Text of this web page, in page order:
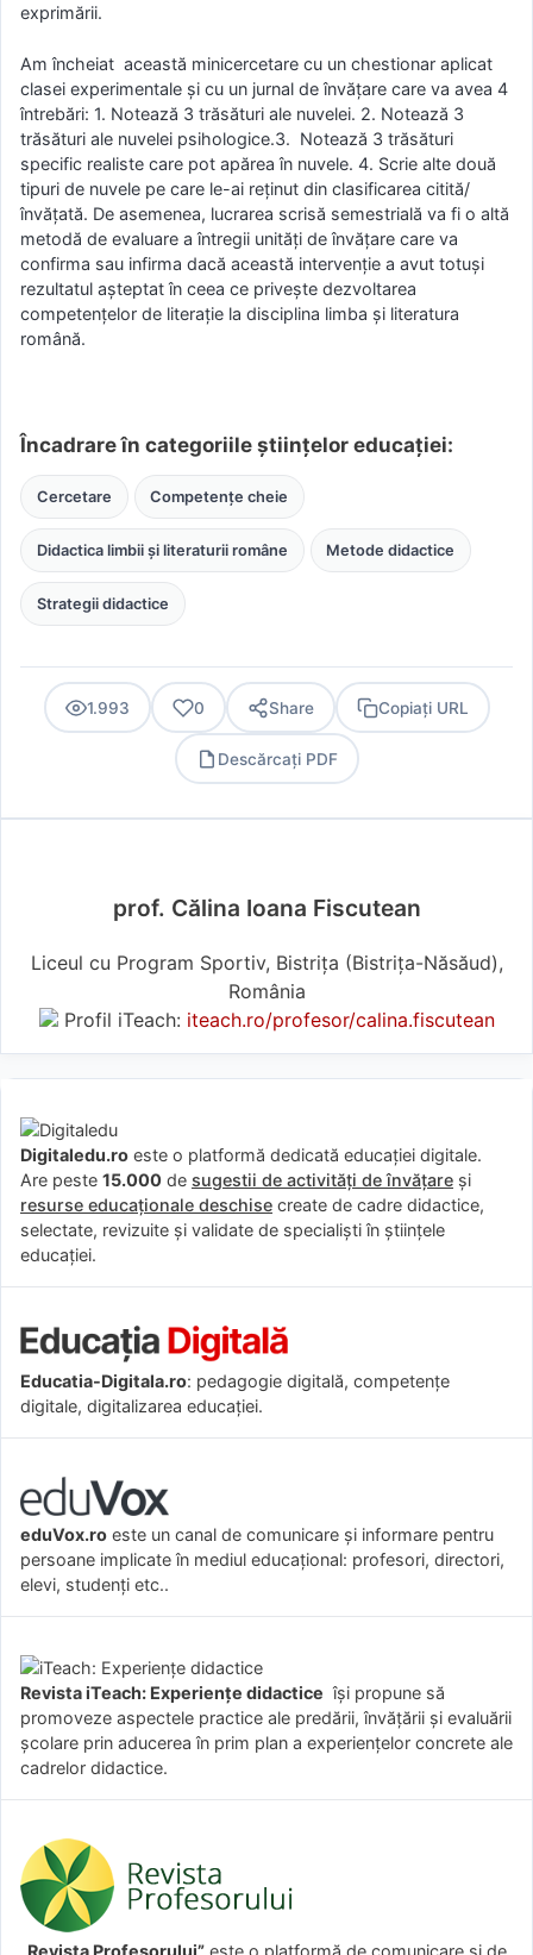
exprimării.
Am încheiat această minicercetare cu un chestionar aplicat
clasei experimentale și cu un jurnal de învățare care va avea 4
întrebări: 1. Notează 3 trăsături ale nuvelei. 2. Notează 3
trăsături ale nuvelei psihologice.3. Notează 3 trăsături
specific realiste care pot apărea în nuvele. 4. Scrie alte două
tipuri de nuvele pe care le-ai reținut din clasificarea citită/
învățată. De asemenea, lucrarea scrisă semestrială va fi o altă
metodă de evaluare a întregii unități de învățare care va
confirma sau infirma dacă această intervenție a avut totuși
rezultatul așteptat în ceea ce privește dezvoltarea
competențelor de literație la disciplina limba și literatura
română.
Încadrare în categoriile științelor educației:
Cercetare Competențe cheie
Didactica limbii și literaturii române Metode didactice
Strategii didactice
1.993 0 Share Copiați URL
Descărcați PDF
prof. Călina Ioana Fiscutean
Liceul cu Program Sportiv, Bistrița (Bistriţa-Năsăud),
România
Profil iTeach: iteach.ro/profesor/calina.fiscutean
Digitaledu.ro este o platformă dedicată educației digitale.
Are peste 15.000 de sugestii de activități de învățare și
resurse educaționale deschise create de cadre didactice,
selectate, revizuite și validate de specialiști în științele
educației.
Educatia-Digitala.ro: pedagogie digitală, competențe
digitale, digitalizarea educației.
eduVox.ro este un canal de comunicare și informare pentru
persoane implicate în mediul educațional: profesori, directori,
elevi, studenți etc..
Revista iTeach: Experienţe didactice îşi propune să
promoveze aspectele practice ale predării, învăţării şi evaluării
şcolare prin aducerea în prim plan a experienţelor concrete ale
cadrelor didactice.